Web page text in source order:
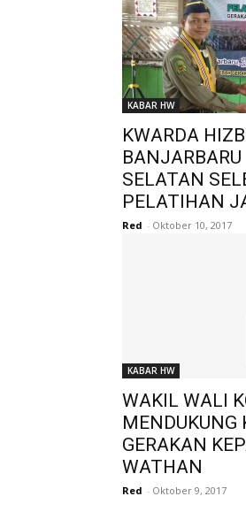
KABAR HW
KWARDA
SELATAN
PELATIHAN
Red - Oktober 10, 2017
KABAR HW
WAKIL WALI
MENDUKUNG
GERAKAN
WATHAN
Red - Oktober 9, 2017